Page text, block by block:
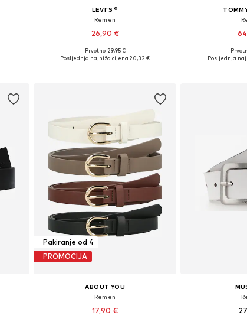
LEVI'S ®
Remen
26,90 €
Dostupno u više veličina
Prvotno: 29,95 €
Posljednja najniža cijena:20,32 €
Dostupne
Posljednja
Pakiranje od 4
PROMOCIJA
ABOUT YOU
Remen
17,90 €